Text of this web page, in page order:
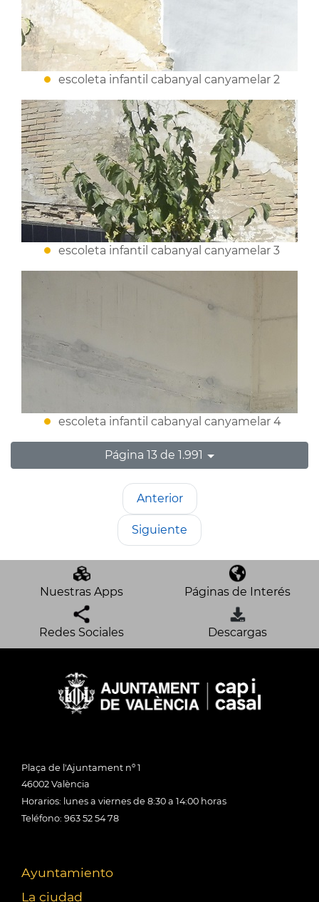
escoleta infantil cabanyal canyamelar 2
escoleta infantil cabanyal canyamelar 3
escoleta infantil cabanyal canyamelar 4
Página 13 de 1.991
Anterior
Siguiente
Nuestras Apps Páginas de Interés
Redes Sociales Descargas
Plaça de l'Ajuntament nº 1
46002 València
Horarios: lunes a viernes de 8:30 a 14:00 horas
Teléfono: 963 52 54 78
Ayuntamiento
La ciudad